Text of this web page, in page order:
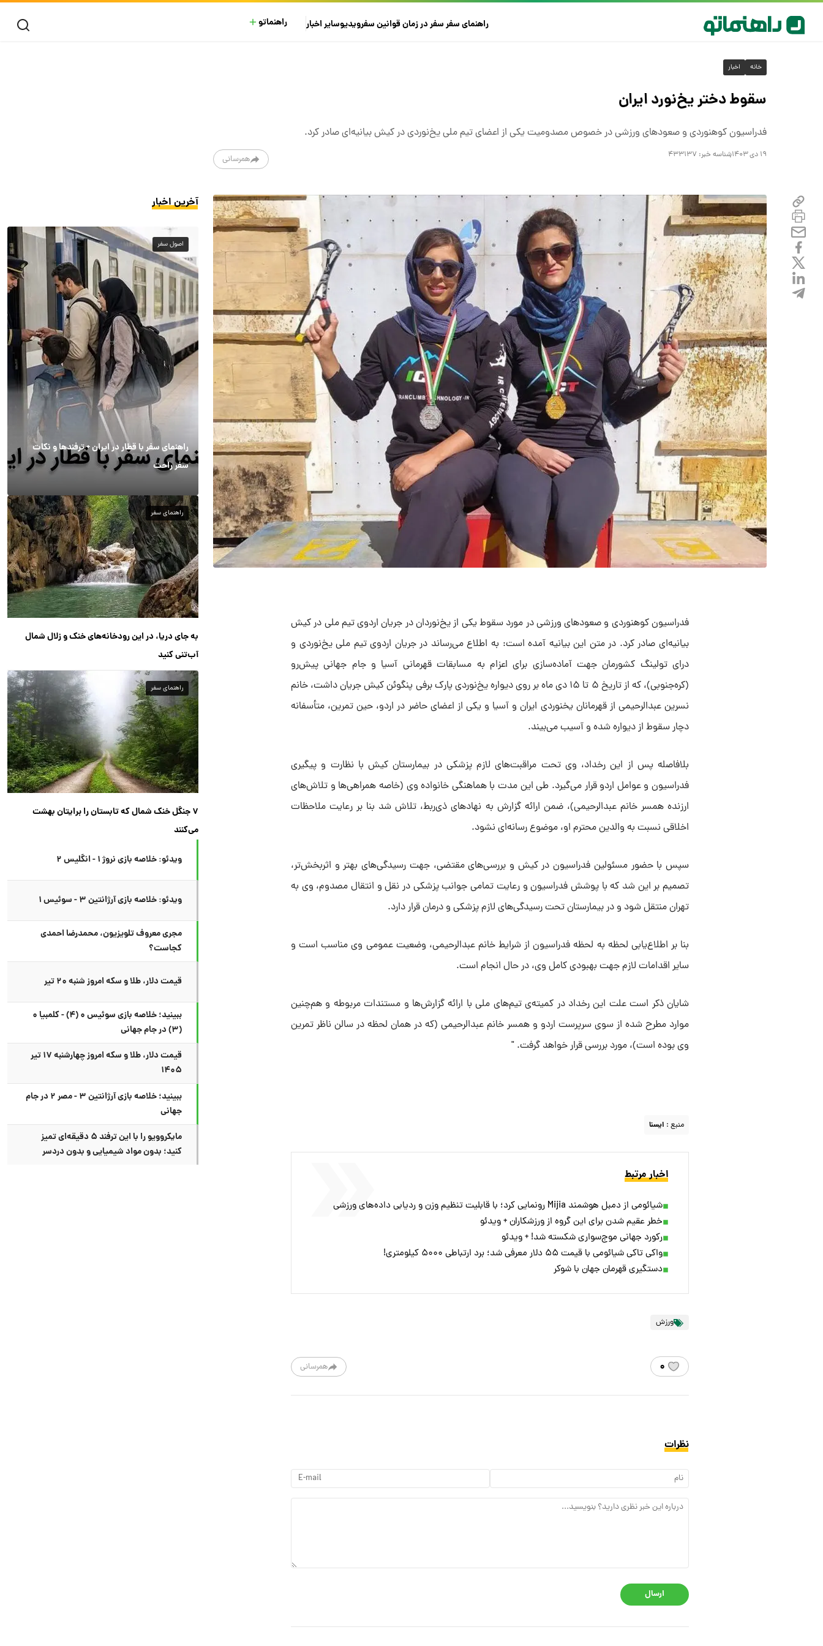
راهنمای سفرسفر در زمانقوانین سفرویدیوسایراخبار راهنماتو
خانه اخبار
سقوط دختر یخ‌نورد ایران
فدراسیون کوهنوردی و صعود‌های ورزشی در خصوص مصدومیت یکی از اعضای تیم ملی یخ‌نوردی در کیش بیانیه‌ای صادر کرد.
۱۹ دی ۱۴۰۳ شناسه خبر: ۴۳۳۱۳۷ همرسانی
فدراسیون کوهنوردی و صعود‌های ورزشی در مورد سقوط یکی از یخ‌نوردان در جریان اردوی تیم ملی در کیش
بیانیه‌ای صادر کرد. در متن این بیانیه آمده است: به اطلاع می‌رساند در جریان اردوی تیم ملی یخ‌نوردی و
درای تولینگ کشورمان جهت آماده‌سازی برای اعزام به مسابقات قهرمانی آسیا و جام جهانی پیش‌رو
(کره‌جنوبی)، که از تاریخ ۵ تا ۱۵ دی ماه بر روی دیواره یخ‌نوردی پارک برفی پنگوئن کیش جریان داشت، خانم
نسرین عبدالرحیمی از قهرمانان یخنوردی ایران و آسیا و یکی از اعضای حاضر در اردو، حین تمرین، متأسفانه
دچار سقوط از دیواره شده و آسیب می‌بیند.
بلافاصله پس از این رخداد، وی تحت مراقبت‌های لازم پزشکی در بیمارستان کیش با نظارت و پیگیری
فدراسیون و عوامل اردو قرار می‌گیرد. طی این مدت با هماهنگی خانواده وی (خاصه همراهی‌ها و تلاش‌های
ارزنده همسر خانم عبدالرحیمی)، ضمن ارائه گزارش به نهاد‌های ذی‌ربط، تلاش شد بنا بر رعایت ملاحظات
اخلاقی نسبت به والدین محترم او، موضوع رسانه‌ای نشود.
سپس با حضور مسئولین فدراسیون در کیش و بررسی‌های مقتضی، جهت رسیدگی‌های بهتر و اثربخش‌تر،
تصمیم بر این شد که با پوشش فدراسیون و رعایت تمامی جوانب پزشکی در نقل و انتقال مصدوم، وی به
تهران منتقل شود و در بیمارستان تحت رسیدگی‌های لازم پزشکی و درمان قرار دارد.
بنا بر اطلاع‌یابی لحظه به لحظه فدراسیون از شرایط خانم عبدالرحیمی، وضعیت عمومی وی مناسب است و
سایر اقدامات لازم جهت بهبودی کامل وی، در حال انجام است.
شایان ذکر است علت این رخداد در کمیته‌ی تیم‌های ملی با ارائه گزارش‌ها و مستندات مربوطه و هم‌چنین
موارد مطرح شده از سوی سرپرست اردو و همسر خانم عبدالرحیمی (که در همان لحظه در سالن ناظر تمرین
وی بوده است)، مورد بررسی قرار خواهد گرفت. "
منبع : ايسنا
اخبار مرتبط
شیائومی از دمبل هوشمند Mijia رونمایی کرد؛ با قابلیت تنظیم وزن و ردیابی داده‌های ورزشی
خطر عقیم شدن برای این گروه از ورزشکاران + ویدئو
رکورد جهانی موج‌سواری شکسته شد! + ویدئو
واکی تاکی شیائومی با قیمت ۵۵ دلار معرفی شد؛ برد ارتباطی ۵۰۰۰ کیلومتری!
دستگیری قهرمان جهان با شوکر
ورزش
همرسانی ۰
نظرات
ارسال
آخرین اخبار
اصول سفر
راهنمای سفر با قطار در ایران + ترفندها و نکات
سفر راحت
راهنمای سفر
به جای دریا، در این رودخانه‌های خنک و زلال شمال
آب‌تنی کنید
راهنمای سفر
۷ جنگل خنک شمال که تابستان را برایتان بهشت
می‌کنند
ویدئو: خلاصه بازی نروژ ۱ - انگلیس ۲
ویدئو: خلاصه بازی آرژانتین ۳ - سوئیس ۱
مجری معروف تلویزیون، محمدرضا احمدی
کجاست؟
قیمت دلار، طلا و سکه امروز شنبه ۲۰ تیر
ببینید؛ خلاصه بازی سوئیس ۰ (۴) - کلمبیا ۰
(۳) در جام جهانی
قیمت دلار، طلا و سکه امروز چهارشنبه ۱۷ تیر
۱۴۰۵
ببینید؛ خلاصه بازی آرژانتین ۳ - مصر ۲ در جام
جهانی
مایکروویو را با این ترفند ۵ دقیقه‌ای تمیز
کنید؛ بدون مواد شیمیایی و بدون دردسر